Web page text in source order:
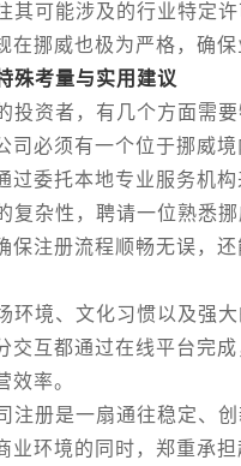
可能涉及的行业特定许
在挪威也极为严格，确
殊考量与实用建议
资者，有几个方面需要
司必须有一个位于挪威
过委托本地专业服务机构
杂性，聘请一位熟悉挪
保注册流程顺畅无误，
境、文化习惯以及强大
交互都通过在线平台完
效率。
册是一扇通往稳定、创
业环境的同时，郑重承